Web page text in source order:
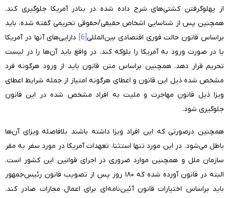
از پهلوگرفتن کشتی‌های شرح داده شده در بنادر آمریکا جلوگیری کند.
همچنین پس از شناسایی اشخاص حقیقی/حقوقی تحریمی گفته شده، باید
براساس قانون حالت فوری اقتصادی بین‌المللی[6]
دارایی‌های آنها در آمریکا
یا در صورت ورود به آمریکا را بلوکه کند. در واقع باید آن‌ها را در لیست
تحریم قرار دهد. همچنین براساس متن قانون باید از ورود هرگونه فرد
مشخص شده ذیل این قانون و اعطای هرگونه امتیاز از جمله شرایط اعطای
ویزا ذیل قانون مهاجرت و ملیت به افراد مشخص شده در این قانون
جلوگیری شود.
همچنین درصورتی که این افراد ویزا داشته باشند بلافاصله ویزای آن‌ها
باطل می‌شود. در این مورد تنها استثنا، تعهدات آمریکا در مورد سفر به مقر
سازمان ملل و همچنین موارد ضروری در اجرای قوانین این کشور است.
البته در قانون آورده شده که ۱۸۰ روز پس از تصویب قانون رئیس‌جمهور
باید براساس اختیارات قانون آئین‌نامه‌ای برای اعمال مجازات صادر کند.